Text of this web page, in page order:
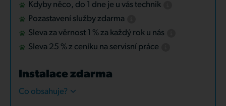
Kdyby něco, do 1 dne je u vás technik
Pozastavení služby zdarma
Sleva za věrnost 1 % za každý rok u nás
Sleva 25 % z ceníku na servisní práce
Instalace zdarma
Co obsahuje?